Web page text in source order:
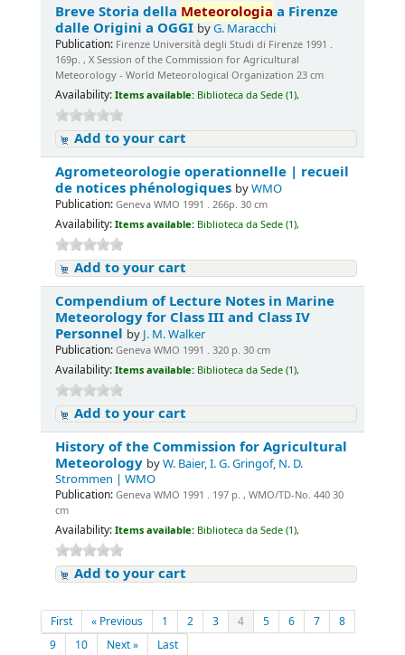
Breve Storia della Meteorologia a Firenze
dalle Origini a OGGIbyG. Maracchi
Publication: Firenze Università degli Studi di Firenze 1991 .
169p. , X Session of the Commission for Agricultural
Meteorology - World Meteorological Organization 23 cm
Availability: Items available: Biblioteca da Sede (1),
Add to your cart
Agrometeorologie operationnelle | recueil
de notices phénologiques byWMO
Publication: Geneva WMO 1991 . 266p. 30 cm
Availability: Items available: Biblioteca da Sede (1),
Add to your cart
Compendium of Lecture Notes in Marine
Meteorology for Class III and Class IV
Personnel by J. M. Walker
Publication: Geneva WMO 1991 . 320 p. 30 cm
Availability: Items available: Biblioteca da Sede (1),
Add to your cart
History of the Commission for Agricultural
Meteorology byW. Baier, I. G. Gringof, N. D.
Strommen | WMO
Publication: Geneva WMO 1991 . 197 p. , WMO/TD-No. 440 30
cm
Availability: Items available: Biblioteca da Sede (1),
Add to your cart
First « Previous 1 2 3 4 5 6 7
8
9
10 Next » Last